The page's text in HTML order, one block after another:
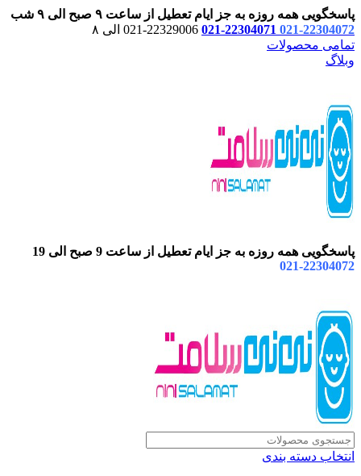
پاسخگویی همه روزه به جز ایام تعطیل از ساعت ۹ صبح الی ۹ شب
22304072-021
22304071-021
تمامی محصولات
وبلاگ
پاسخگویی همه روزه به جز ایام تعطیل از ساعت 9 صبح الی 19
22304072-021
انتخاب دسته بندی